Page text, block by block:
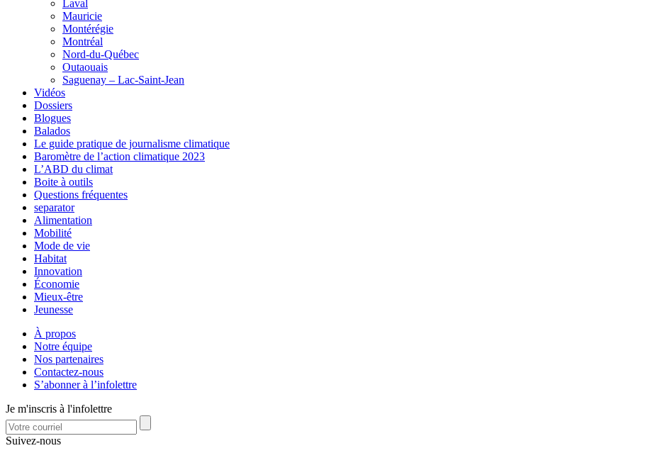
Laval
Mauricie
Montérégie
Montréal
Nord-du-Québec
Outaouais
Saguenay – Lac-Saint-Jean
Vidéos
Dossiers
Blogues
Balados
Le guide pratique de journalisme climatique
Baromètre de l’action climatique 2023
L’ABD du climat
Boite à outils
Questions fréquentes
separator
Alimentation
Mobilité
Mode de vie
Habitat
Innovation
Économie
Mieux-être
Jeunesse
À propos
Notre équipe
Nos partenaires
Contactez-nous
S’abonner à l’infolettre
Je m'inscris à l'infolettre
Suivez-nous